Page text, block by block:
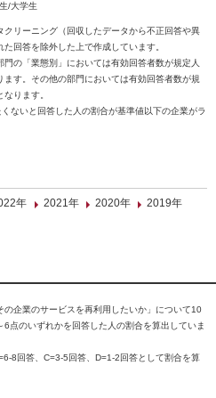
/大学生
リーニング（回収したデータから不正回答や異
回答を除外した上で作成しています。
の「業態別」においては有効回答者数が規定人
す。その他の部門においては有効回答者数が規
ります。
ないと回答した人の割合が基準値以下の企業がラ
年 2021年 2020年
2019年
企業のサービスを再利用したいか」について10
点のいずれかを回答した人の割合を算出していま
8回答、C=3-5回答、D=1-2回答として割合を算